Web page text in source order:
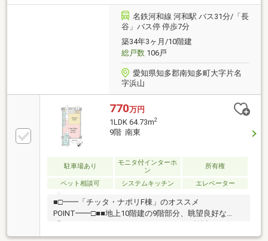
ができる、カウンタースペース有。■洗面室・トイレ
は2ヶ所！洗面室と脱衣室が分かれているのも嬉しい
ポイントです。■大切なペットと一緒に暮らせます(細
則有)。■敷地内駐車場が無料でお使いいただけます(車
種による)。詳しくはお問い合わせくださいませ。
名鉄河和線 河和駅 バス31分/「長
谷」バス停 停歩7分
築34年3ヶ月/10階建
総戸数106戸
愛知県知多郡南知多町大字片名
字浜山
770万円
1LDK 64.73m2
9階 南東
駐車場あり
モニタ付インターホ
ン
所有権
ペット相談可 システムキッチン エレベーター
■□━━「チッタ・ナポリF棟」のオススメ
POINT━━□■■地上10階建の9階部分、眺望良好な
「1LDK」。■セカンドハウスとしてもご検討いただけ
ます。■LDKは約15.6帖、洋室は約8.0帖の広さ。■LDK